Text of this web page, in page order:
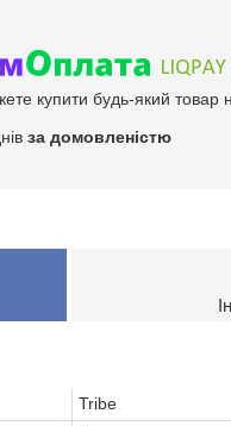
купити будь-який товар
за домовленістю
Tribe